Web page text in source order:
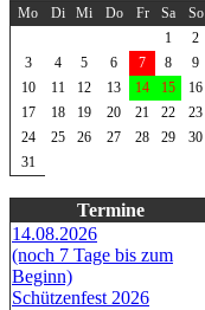
Mo
Di Mi Do Fr Sa
So
1
2
3
4 5 6 7 8
9
10
11 12 13 14 15
16
17
18 19 20 21 22
23
24
25 26 27 28 29
30
31
Termine
14.08.2026
(noch 7 Tage bis zum
Beginn)
Schützenfest 2026